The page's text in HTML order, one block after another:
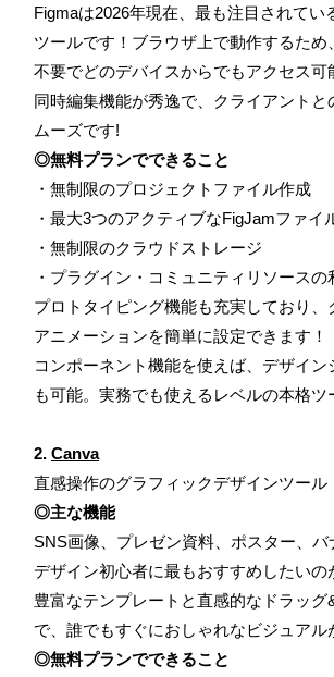
Figmaは2026年現在、最も注目されてい
ツールです！ブラウザ上で動作するため
不要でどのデバイスからでもアクセス可
同時編集機能が秀逸で、クライアントと
ムーズです!
◎無料プランでできること
・無制限のプロジェクトファイル作成
・最大3つのアクティブなFigJamファイ
・無制限のクラウドストレージ
・プラグイン・コミュニティリソースの
プロトタイピング機能も充実しており、
アニメーションを簡単に設定できます！
コンポーネント機能を使えば、デザイン
も可能。実務でも使えるレベルの本格ツ
2. Canva
直感操作のグラフィックデザインツール
◎主な機能
SNS画像、プレゼン資料、ポスター、バ
デザイン初心者に最もおすすめしたいの
豊富なテンプレートと直感的なドラッグ
で、誰でもすぐにおしゃれなビジュアル
◎無料プランでできること